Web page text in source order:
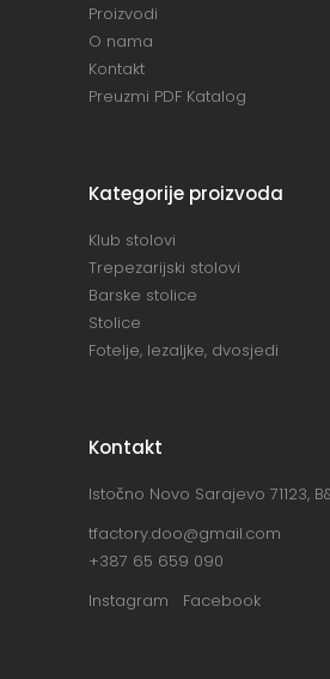
Proizvodi
O nama
Kontakt
Preuzmi PDF Katalog
Kategorije proizvoda
Klub stolovi
Trepezarijski stolovi
Barske stolice
Stolice
Fotelje, lezaljke, dvosjedi
Kontakt
Istočno Novo Sarajevo 71123,
tfactory.doo@gmail.com
+387 65 659 090
Instagram Facebook